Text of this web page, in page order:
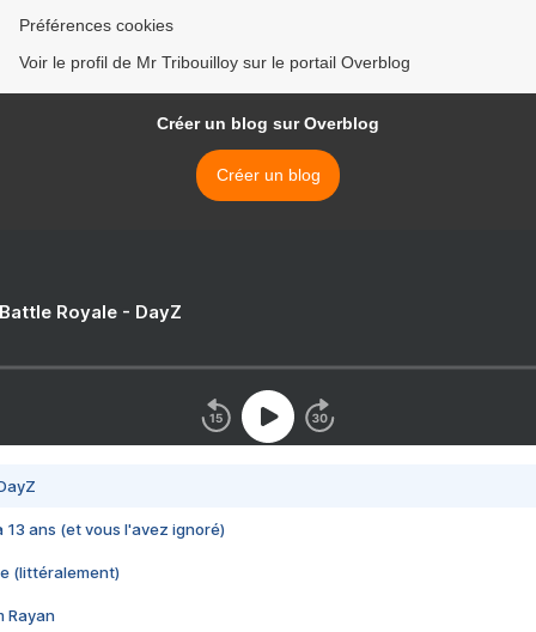
Préférences cookies
Voir le profil de Mr Tribouilloy sur le portail Overblog
Créer un blog sur Overblog
Créer un blog
Royale - DayZ
13 ans (et vous l'avez ignoré)
(littéralement)
Rayan